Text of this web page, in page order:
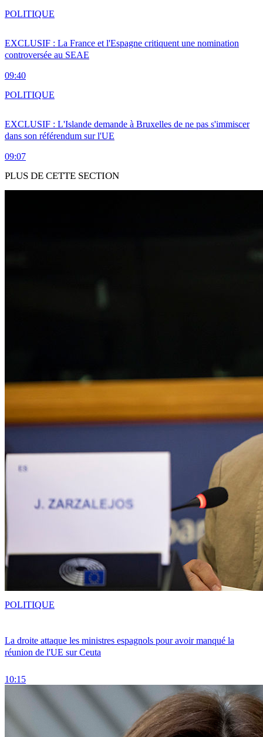
EXCLUSIF : La France et l'Espagne critiquent une nomination
controversée au SEAE
09:40
POLITIQUE
EXCLUSIF : L'Islande demande à Bruxelles de ne pas s'immiscer
dans son référendum sur l'UE
09:07
POLITIQUE
PLUS DE CETTE SECTION
La droite attaque les ministres espagnols pour avoir manqué la
réunion de l'UE sur Ceuta
10:15
POLITIQUE